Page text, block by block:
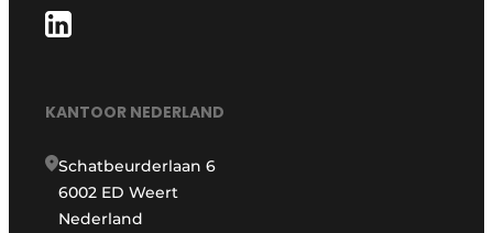
KANTOOR NEDERLAND
Schatbeurderlaan 6
6002 ED Weert
Nederland